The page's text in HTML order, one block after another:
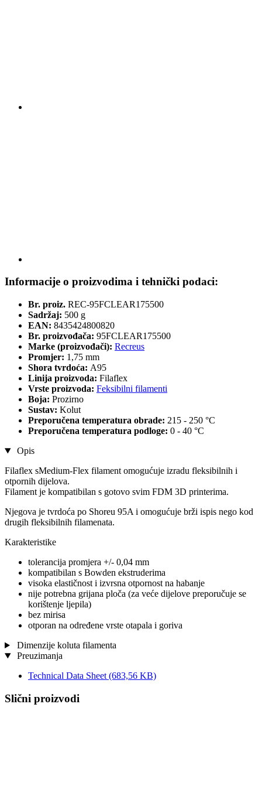
Informacije o proizvodima i tehnički podaci:
Br. proiz. REC-95FCLEAR175500
Sadržaj: 500 g
EAN: 8435424800820
Br. proizvođača: 95FCLEAR175500
Marke (proizvođači): Recreus
Promjer: 1,75 mm
Shora tvrdoća: A95
Linija proizvoda: Filaflex
Vrste proizvoda: Feksibilni filamenti
Boja: Prozirno
Sustav: Kolut
Preporučena temperatura obrade: 215 - 250 °C
Preporučena temperatura podloge: 0 - 40 °C
Opis
Filaflex sMedium-Flex filament omogućuje izradu fleksibilnih i
otpornih dijelova.
Filament je kompatibilan s gotovo svim FDM 3D printerima.
Njegova je tvrdoća po Shoreu 95A i omogućuje brži ispis nego kod
drugih fleksibilnih filamenata.
Karakteristike
tolerancija promjera +/- 0,04 mm
kompatibilan s Bowden ekstruderima
visoka elastičnost i izvrsna otpornost na habanje
nije potrebna grijana ploča (za veće dijelove preporučuje se
korištenje ljepila)
bez mirisa
otporan na određene vrste otapala i goriva
Dimenzije koluta filamenta
Preuzimanja
Technical Data Sheet (683,56 KB)
Slični proizvodi